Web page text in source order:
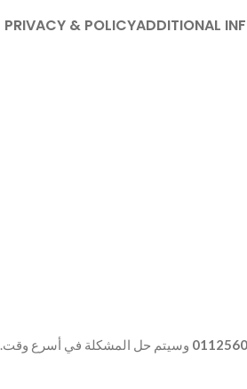
PRIVACY & POLICYADDITIONAL
وسيتم حل المشكلة في أسرع وقت.